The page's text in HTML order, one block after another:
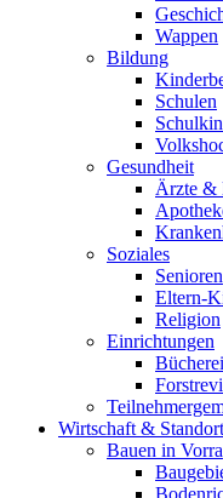
Wappen
Bildung
Schulen
Gesundheit
Ärzte &
Soziales
Senioren
Eltern-
Religion
Einrichtungen
Bücherei
Wirtschaft & Standort
Bauen in Vorra